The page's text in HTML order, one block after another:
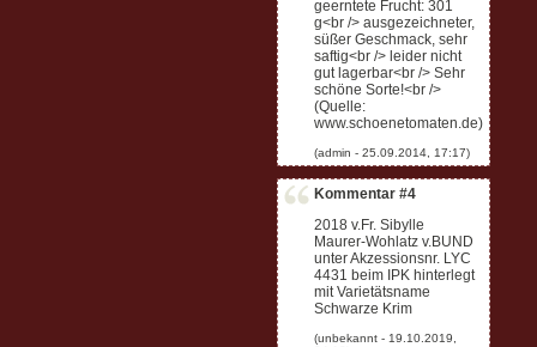
geerntete Frucht: 301
g<br /> ausgezeichneter,
süßer Geschmack, sehr
saftig<br /> leider nicht
gut lagerbar<br /> Sehr
schöne Sorte!<br />
(Quelle:
www.schoenetomaten.de)
Kommentar #4
2018 v.Fr. Sibylle
Maurer-Wohlatz v.BUND
unter Akzessionsnr. LYC
4431 beim IPK hinterlegt
mit Varietätsname
Schwarze Krim